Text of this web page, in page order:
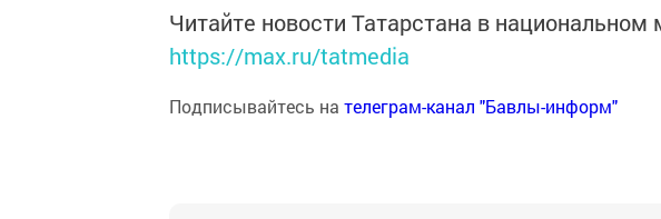
Читайте новости Татарстана в
https://max.ru/tatmedia
Подписывайтесь на телеграм-канал "Бавлы-информ"